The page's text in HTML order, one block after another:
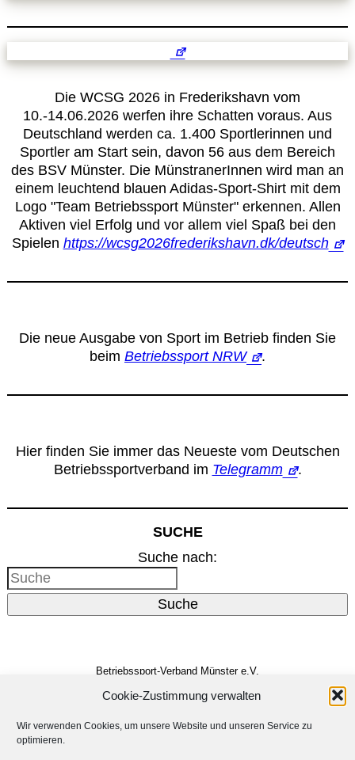
Cookie-Zustimmung verwalten
Wir verwenden Cookies, um unsere Website und unseren Service zu
optimieren.
Betriebssportiade
Die WCSG 2026 in Frederikshavn vom
10.-14.06.2026 werfen ihre Schatten voraus. Aus
Deutschland werden ca. 1.400 Sportlerinnen und
Sportler am Start sein, davon 56 aus dem Bereich
des BSV Münster. Die MünstranerInnen wird man an
einem leuchtend blauen Adidas-Sport-Shirt mit dem
Logo "Team Betriebssport Münster" erkennen. Allen
Aktiven viel Erfolg und vor allem viel Spaß bei den
Spielen https://wcsg2026frederikshavn.dk/deutsch
Die neue Ausgabe von Sport im Betrieb finden Sie
beim Betriebssport NRW .
Hier finden Sie immer das Neueste vom Deutschen
Betriebssportverband im Telegramm .
SUCHE
Suche nach:
Suche
Betriebssport-Verband Münster e.V.
48159 Münster
E-Mail: info@bsv-muenster.de